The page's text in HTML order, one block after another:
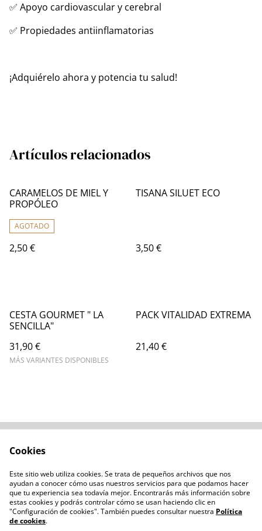
✅ Apoyo cardiovascular y cerebral
✅ Propiedades antiinflamatorias
¡Adquiérelo ahora y potencia tu salud!
Artículos relacionados
CARAMELOS DE MIEL Y
PROPÓLEO
AGOTADO
2,50 €
TISANA SILUET ECO
3,50 €
CESTA GOURMET " LA
SENCILLA"
31,90 €
MÁS VARIANTES DISPONIBLES
PACK VITALIDAD EXTREMA
21,40 €
Política de privacidad
Administración de
cookies
Cookies
Este sitio web utiliza cookies. Se trata de pequeños archivos que nos
ayudan a conocer cómo usas nuestros servicios para que podamos hacer
que tu experiencia sea todavía mejor. Encontrarás más información sobre
estas cookies y podrás controlar cómo se usan haciendo clic en
"Configuración de cookies". También puedes consultar nuestra Política
de cookies.